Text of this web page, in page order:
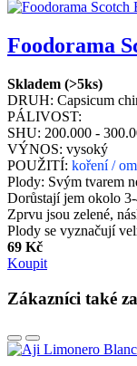
Foodorama
Skladem (>5ks)
DRUH: Capsicum
PÁLIVOST:
SHU: 200.000 -
VÝNOS: vysoký
POUŽITÍ: koření /
Plody: Svým tvarem
Dorůstají jem okolo
Zprvu jsou zelené,
Plody se vyznačují
69 Kč
Koupit
Zákazníci také